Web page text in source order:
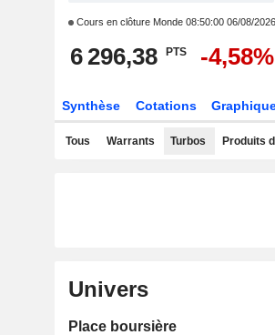
Cours en clôture Monde 08:50:00 06/08/2026
6 296,38 PTS -4,58%
Synthèse Cotations
Tous Warrants Turbos Produits
Univers
Place boursière